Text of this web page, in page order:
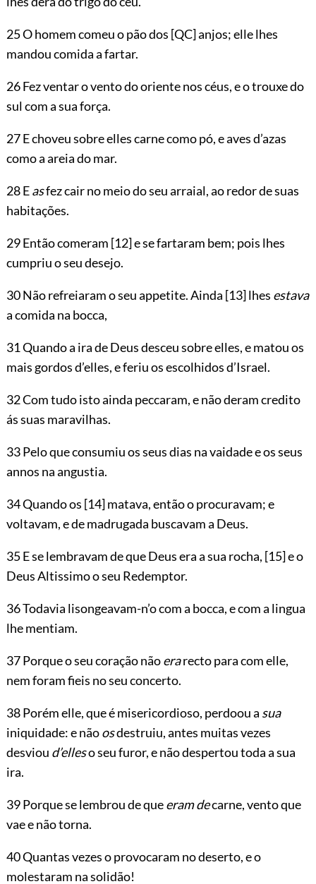
25 O homem comeu o pão dos [QC]anjos; elle lhes
mandou comida a fartar.
26 Fez ventar o vento do oriente nos céus, e o trouxe do
sul com a sua força.
27 E choveu sobre elles carne como pó, e aves d’azas
como a areia do mar.
28 Easfez cair no meio do seu arraial, ao redor de suas
habitações.
29 Então comeram [12]e se fartaram bem; pois lhes
cumpriu o seu desejo.
30 Não refreiaram o seu appetite. Ainda [13]lhes estava
a comida na bocca,
31 Quando a ira de Deus desceu sobre elles, e matou os
mais gordos d’elles, e feriu os escolhidos d’Israel.
32 Com tudo isto ainda peccaram, e não deram credito
ás suas maravilhas.
33 Pelo que consumiu os seus dias na vaidade e os seus
annos na angustia.
34 Quando os [14]matava, então o procuravam;e
voltavam, e de madrugada buscavam a Deus.
35 E se lembravam de que Deus era a sua rocha, [15]e o
Deus Altissimo o seu Redemptor.
36 Todavia lisongeavam-n’o com a bocca, e com a lingua
lhe mentiam.
37 Porque o seu coração nãoerarecto para com elle,
nem foram fieis no seu concerto.
38 Porém elle, que é misericordioso, perdoou a sua
iniquidade: e nãoosdestruiu, antes muitas vezes
desviou d’elleso seu furor, e não despertou toda a sua
ira.
39 Porque se lembrou de queeram decarne, vento que
vae e não torna.
40 Quantas vezes o provocaram no deserto, e o
molestaram na solidão!